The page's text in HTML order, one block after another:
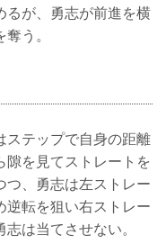
るが、勇志が前進を横
う。
ステップで自身の距離
隙を見てストレートを
つ、勇志は左ストレー
逆転を狙い右ストレー
は当てさせない。